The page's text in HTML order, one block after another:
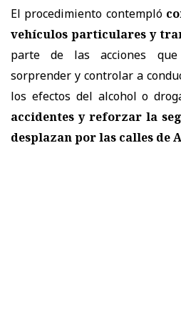
El procedimiento contempló
vehículos particulares y
parte de las acciones
sorprender y controlar a
los efectos del alcohol o
accidentes y reforzar la
desplazan por las calles de